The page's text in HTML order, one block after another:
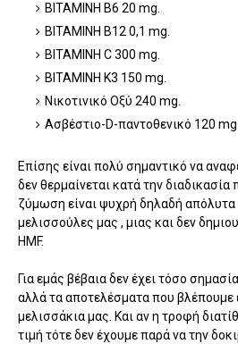
ΒΙΤΑΜΙΝΗ Β6 20 mg.
ΒΙΤΑΜΙΝΗ Β12 0,1 mg.
ΒΙΤΑΜΙΝΗ C 300 mg.
ΒΙΤΑΜΙΝΗ Κ3 150 mg.
Νικοτινικό Οξύ 240 mg.
Ασβέστιο-D-παντοθενικό 120 mg.
Επίσης είναι πολύ σημαντικό να
δεν θερμαίνεται κατά την
ζύμωση είναι ψυχρή δηλαδή απόλυτα
μελισσούλες μας , μιας και δεν
HMF.
Για εμάς βέβαια δεν έχει τόσο
αλλά τα αποτελέσματα που βλέπουμε
μελισσάκια μας. Και αν η τροφή
τιμή τότε δεν έχουμε παρά να την